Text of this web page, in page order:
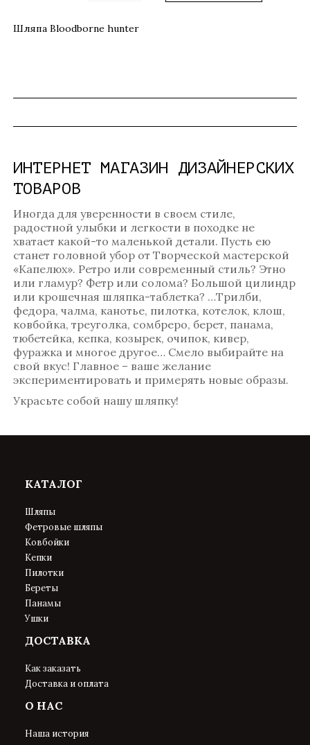
Шляпа Bloodborne hunter
ИНТЕРНЕТ МАГАЗИН ДИЗАЙНЕРСКИХ
ТОВАРОВ
Иногда для уверенности в своем стиле,
радостной улыбки и легкости в походке не
хватает какой-то маленькой детали. Пусть ею
станет головной убор от Творческой мастерской
«Капелюх». Ретро или современный стиль? Этно
или гламур? Фетр или солома? Большой цилиндр
или крошечная шляпка-таблетка? …Трилби,
федора, чалма, канотье, пилотка, котелок, клош,
ковбойка, треуголка, сомбреро, берет, панама,
тюбетейка, кепка, козырек, очипок, кивер,
фуражка и многое другое… Смело выбирайте на
свой вкус! Главное – ваше желание
экспериментировать и примерять новые образы.
Украсьте собой нашу шляпку!
КАТАЛОГ
Шляпы
Фетровые шляпы
Ковбойки
Кепки
Пилотки
Береты
Панамы
Ушки
ДОСТАВКА
Как заказать
Доставка и оплата
О НАС
Наша история